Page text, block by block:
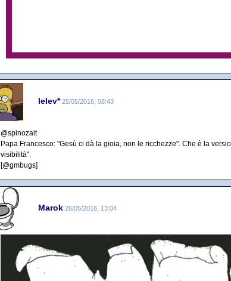
lelev* 25/05/2016, 08:43
@spinozait
Papa Francesco: "Gesù ci dà la gioia, non le ricchezze". Che è la
visibilità".
[@gmbugs]
Marok 26/05/2016, 13:04